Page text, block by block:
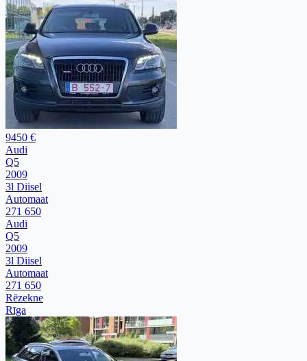
9450 €
Audi
Q5
2009
3l Diisel
Automaat
271 650
Audi
Q5
2009
3l Diisel
Automaat
271 650
Rēzekne
Rīga